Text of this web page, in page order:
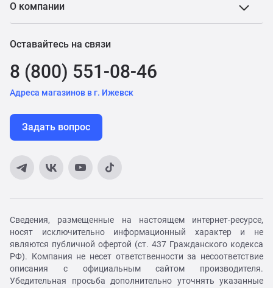
О компании
Оставайтесь на связи
8 (800) 551-08-46
Адреса магазинов в г. Ижевск
Задать вопрос
Сведения, размещенные на настоящем интернет-ресурсе,
носят исключительно информационный характер и не
являются публичной офертой (ст. 437 Гражданского кодекса
РФ). Компания не несет ответственности за несоответствие
описания с официальным сайтом производителя.
Убедительная просьба дополнительно уточнять указанные